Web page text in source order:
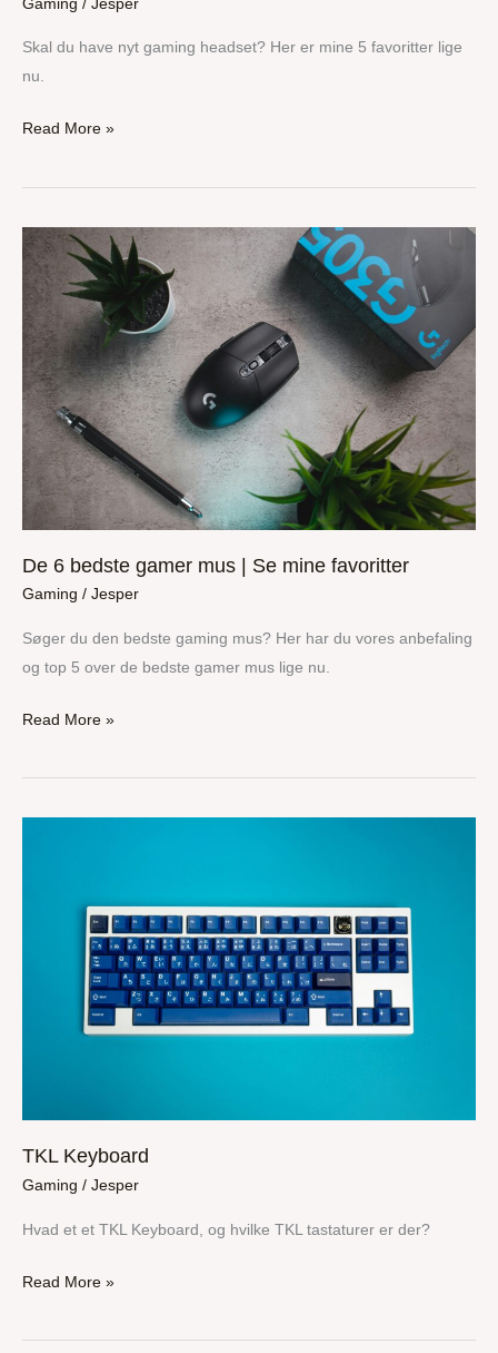
Skal du have nyt gaming headset? Her er mine 5 favoritter lige
nu.
gaming
headset
Bedst
Read More »
De 6 bedste gamer mus | Se mine favoritter
Gaming / Jesper
Søger du den bedste gaming mus? Her har du vores anbefaling
og top 5 over de bedste gamer mus lige nu.
6
bedste
gamer
mus
Se
mine
favoritter
Read More »
TKL Keyboard
Gaming / Jesper
Hvad et et TKL Keyboard, og hvilke TKL tastaturer er der?
Read More »